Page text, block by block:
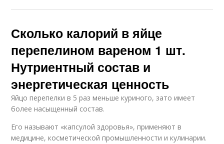
Сколько калорий в яйце
перепелином вареном 1 шт.
Нутриентный состав и
энергетическая ценность
Яйцо перепелки в 5 раз меньше куриного, зато имеет
более насыщенный состав.
Его называют «капсулой здоровья», применяют в
медицине, косметической промышленности и кулинарии.